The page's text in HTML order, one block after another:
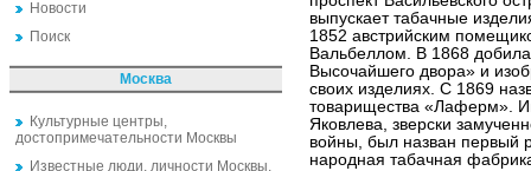
Новости
Поиск
Москва
Культурные центры,
достопримечательности Москвы
Известные люди, личности Москвы.
выпускает табачные
1852 австрийским
Вальбеллом. В 1868
Высочайшего двора» и
своих изделиях. С 1869
товарищества «Лаферм».
Яковлева, зверски
войны, был назван первый
народная табачная